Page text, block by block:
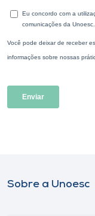
Sobre a Unoesc